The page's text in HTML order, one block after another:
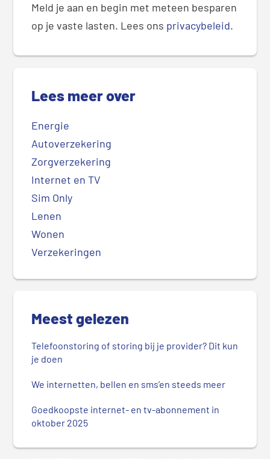
Meld je aan en begin met meteen besparen
op je vaste lasten. Lees ons privacybeleid.
Lees meer over
Energie
Autoverzekering
Zorgverzekering
Internet en TV
Sim Only
Lenen
Wonen
Verzekeringen
Meest gelezen
Telefoonstoring of storing bij je provider? Dit kun
je doen
We internetten, bellen en sms’en steeds meer
Goedkoopste internet- en tv-abonnement in
oktober 2025